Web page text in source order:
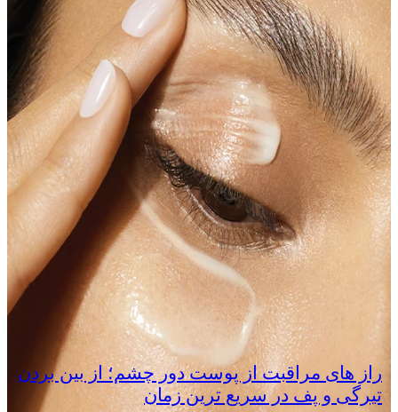
راز های مراقبت از پوست دور چشم؛ از بین بردن
تیرگی و پف در سریع‌ ترین زمان